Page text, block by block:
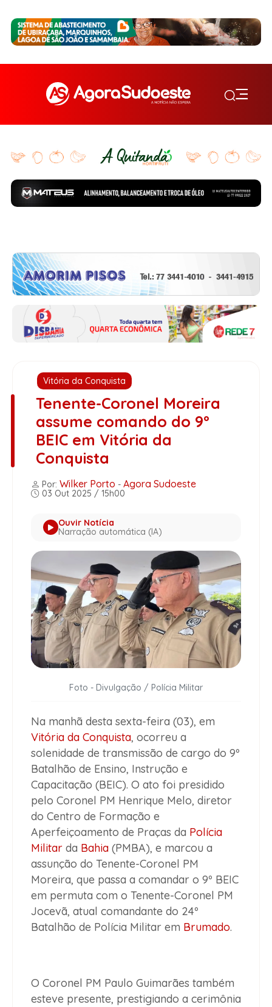
Vitória da Conquista
Tenente-Coronel Moreira
assume comando do 9º
BEIC em Vitória da
Conquista
Por: Wilker Porto - Agora Sudoeste
03 Out 2025 / 15h00
Ouvir Notícia
Narração automática (IA)
Foto - Divulgação / Polícia Militar
Na manhã desta sexta-feira (03), em
Vitória da Conquista, ocorreu a
solenidade de transmissão de cargo do 9º
Batalhão de Ensino, Instrução e
Capacitação (BEIC). O ato foi presidido
pelo Coronel PM Henrique Melo, diretor
do Centro de Formação e
Aperfeiçoamento de Praças da Polícia
Militar da Bahia (PMBA), e marcou a
assunção do Tenente-Coronel PM
Moreira, que passa a comandar o 9º BEIC
em permuta com o Tenente-Coronel PM
Jocevã, atual comandante do 24º
Batalhão de Polícia Militar em Brumado.
O Coronel PM Paulo Guimarães também
esteve presente, prestigiando a cerimônia